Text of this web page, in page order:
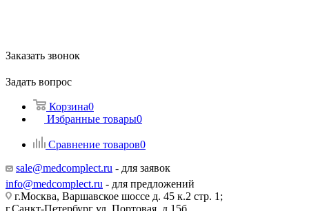
Заказать звонок
Задать вопрос
Корзина0
Избранные товары0
Сравнение товаров0
sale@medcomplect.ru - для заявок
info@medcomplect.ru - для предложений
г.Москва, Варшавское шоссе д. 45 к.2 стр. 1;
г.Санкт-Петербург ул. Портовая, д.15б.